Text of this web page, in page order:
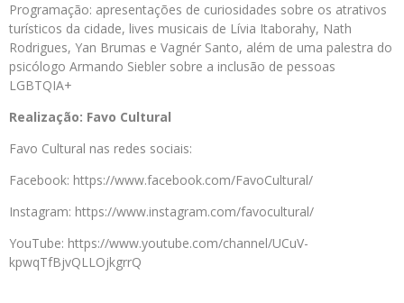
Programação: apresentações de curiosidades sobre os atrativos
turísticos da cidade, lives musicais de Lívia Itaborahy, Nath
Rodrigues, Yan Brumas e Vagnér Santo, além de uma palestra do
psicólogo Armando Siebler sobre a inclusão de pessoas
LGBTQIA+
Realização: Favo Cultural
Favo Cultural nas redes sociais:
Facebook: https://www.facebook.com/FavoCultural/
Instagram: https://www.instagram.com/favocultural/
YouTube: https://www.youtube.com/channel/UCuV-
kpwqTfBjvQLLOjkgrrQ